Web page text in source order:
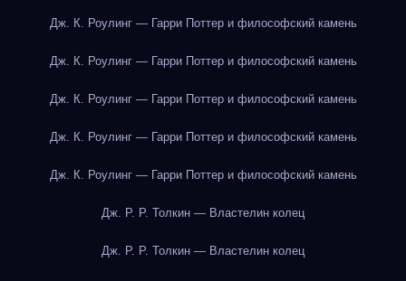
Дж. К. Роулинг — Гарри Поттер и философский камень
Дж. К. Роулинг — Гарри Поттер и философский камень
Дж. К. Роулинг — Гарри Поттер и философский камень
Дж. К. Роулинг — Гарри Поттер и философский камень
Дж. К. Роулинг — Гарри Поттер и философский камень
Дж. Р. Р. Толкин — Властелин колец
Дж. Р. Р. Толкин — Властелин колец